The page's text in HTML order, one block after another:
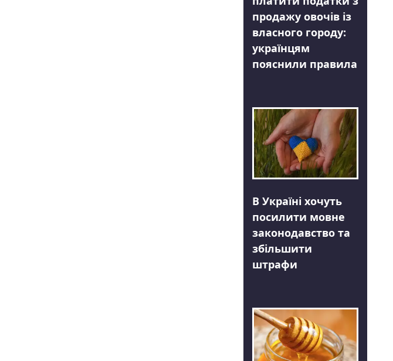
продажу овочів із
власного городу:
українцям
пояснили правила
В Україні хочуть
посилити мовне
законодавство та
збільшити
штрафи